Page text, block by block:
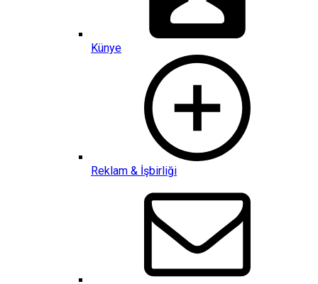
Künye
Reklam & İşbirliği